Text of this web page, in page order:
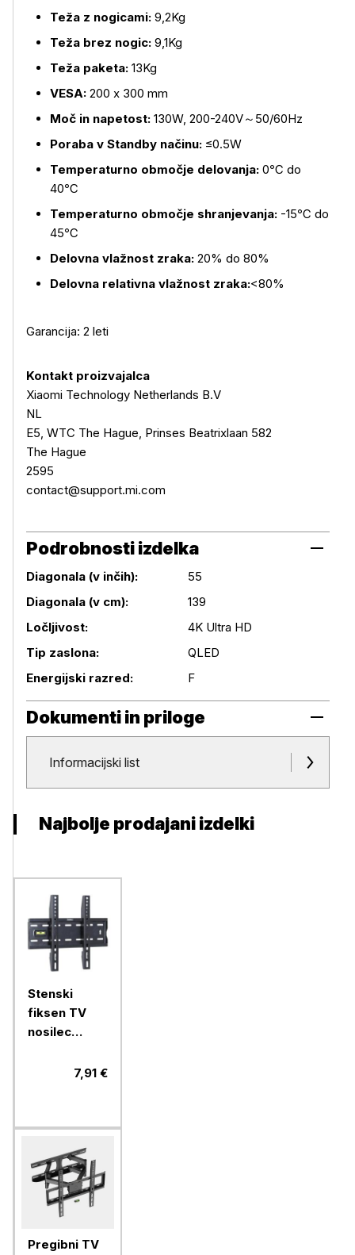
Teža z nogicami: 9,2Kg
Teža brez nogic: 9,1Kg
Teža paketa: 13Kg
VESA: 200 x 300 mm
Moč in napetost: 130W, 200-240V～ 50/60Hz
Poraba v Standby načinu: ≤0.5W
Temperaturno območje delovanja: 0℃ do
40℃
Temperaturno območje shranjevanja: -15℃ do
45℃
Delovna vlažnost zraka: 20% do 80%
Delovna relativna vlažnost zraka:<80%
Garancija: 2 leti
Kontakt proizvajalca
Xiaomi Technology Netherlands B.V
NL
E5, WTC The Hague, Prinses Beatrixlaan 582
The Hague
2595
contact@support.mi.com
Podrobnosti izdelka
Podrobnosti izdelka
Diagonala (v inčih):
55
Diagonala (v cm):
139
Ločljivost:
4K Ultra HD
Tip zaslona:
QLED
Energijski razred:
F
Dokumenti in priloge
Dokumenti in priloge
Informacijski list
Najbolje prodajani izdelki
Stenski
fiksen TV
nosilec
7,91 €
Pregibni TV